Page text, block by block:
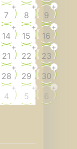
7
+
8
+
9
+
14
+
15
+
16
+
21
+
22
+
23
+
28
+
29
+
30
+
4
+
5
+
6
+